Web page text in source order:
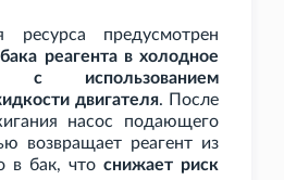
ресурса предусмотрен
реагента в холодное
использованием
двигателя. После
насос подающего
возвращает реагент из
в бак, что снижает риск